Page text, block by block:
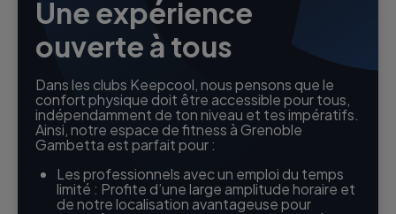
Une expérience
ouverte à tous
Dans les clubs Keepcool, nous pensons que le
confort physique doit être accessible pour tous,
indépendamment de ton niveau et tes impératifs.
Ainsi, notre espace de fitness à Grenoble
Gambetta est parfait pour :
Les professionnels avec un emploi du temps
limité : Profite d’une large amplitude horaire et
de notre localisation avantageuse pour